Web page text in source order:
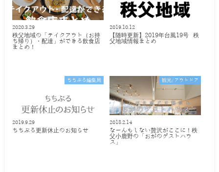
2020.3.29
秩父地域の「テイクアウト（お持
ち帰り）・配達」ができる飲食店
まとめ！
2019.10.12
【随時更新】2019年台風19号 秩
父地域情報まとめ
ちちぶる編集局
2019.9.29
ちちぶる更新休止のお知らせ
観光/アウトドア
2018.2.14
なーんもしない贅沢がここに！秩
父小鹿野の「おがのゲストハウ
ス」